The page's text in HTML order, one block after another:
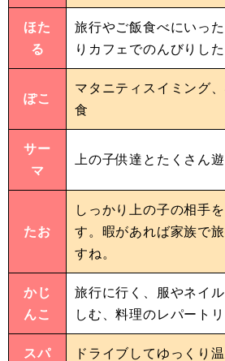
ほた
る
旅行やご飯食べにいっ
りカフェでのんびりし
ぽこ
マタニティスイミング
食
サー
マ
上の子供達とたくさん
たお
しっかり上の子の相手
す。暇があれば家族で
すね。
かじ
んこ
旅行に行く、服やネイ
しむ、料理のレパート
スパ ドライブしてゆっくり